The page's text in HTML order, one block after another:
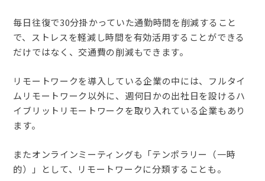
毎日往復で30分掛かっていた通勤時間を削減すること
で、ストレスを軽減し時間を有効活用することができる
だけではなく、交通費の削減もできます。
リモートワークを導入している企業の中には、フルタイ
ムリモートワーク以外に、週何日かの出社日を設けるハ
イブリットリモートワークを取り入れている企業もあり
ます。
またオンラインミーティングも「テンポラリー（一時
的）」として、リモートワークに分類することも。